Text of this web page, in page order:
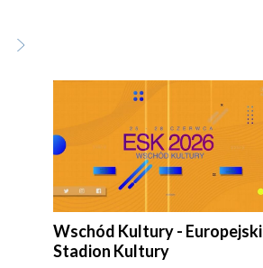
Wschód Kultury - Europejski
Stadion Kultury